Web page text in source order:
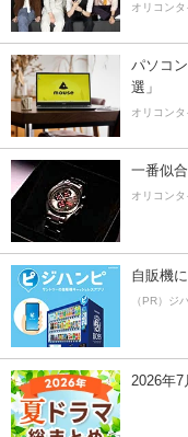
オリコン
パソコ
選」
オリコン
一番似
オリコン
自販機
（PR）ジ
2026年7